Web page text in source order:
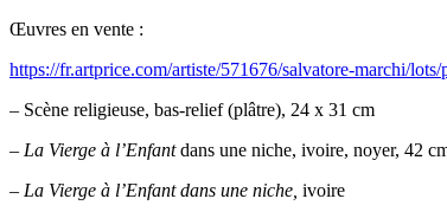
Œuvres en vente :
https://fr.artprice.com/artiste/571676/salvatore-marchi/lots/
– Scène religieuse, bas-relief (plâtre), 24 x 31 cm
– La Vierge à l’Enfantdans une niche, ivoire, noyer, 42
– La Vierge à l’Enfant dans une niche, ivoire